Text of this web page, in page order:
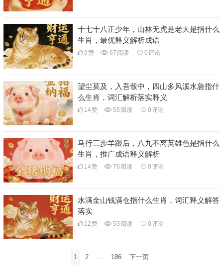
十七十八正少年，山林无虎是老大是指什么
生肖，最优释义解析成语
9赞 67 阅读 0评论
望尘莫及，入吾彀中，四山多风溪水急指什
么生肖，词汇解析落实释义
14赞 55 阅读 0评论
马行三步羊跟后，八九不离英雄色是指什么
生肖，推广成语释义解析
14赞 76 阅读 0评论
水满金山钱满仓指什么生肖，词汇释义解答
落实
12赞 53 阅读 0评论
1 2 … 186 下一页